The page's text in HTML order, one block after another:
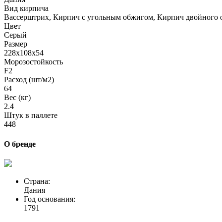
Вид кирпича
Вассерштрих, Кирпич с угольным обжигом, Кирпич двойного
Цвет
Серый
Размер
228x108x54
Морозостойкость
F2
Расход (шт/м2)
64
Вес (кг)
2.4
Штук в паллете
448
О бренде
Страна:
Дания
Год основания:
1791